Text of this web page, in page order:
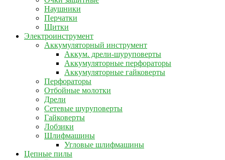
Наушники
Перчатки
Щитки
Электроинструмент
Аккумуляторный инструмент
Аккум. дрели-шуруповерты
Аккумуляторные перфораторы
Аккумуляторные гайковерты
Перфораторы
Отбойные молотки
Дрели
Сетевые шуруповерты
Гайковерты
Лобзики
Шлифмашины
Угловые шлифмашины
Цепные пилы